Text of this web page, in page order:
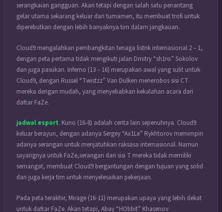
serangkaian gangguan. Akan tetapi dengan salah satu penantang
gelar utama sekarang keluar dari turnamen, itu membuat trofi untuk
diperebutkan dengan lebih banyaknya tim dalam jangkauan.
Cloud9 mengalahkan pembangkitan tenaga listrik internasional 2 – 1,
dengan peta pertama tidak mengikuti jalan Dmitry “sh1ro” Sokolov
dan juga pasukan. Inferno (13 – 16) merupakan awal yang sulit untuk
Cloud9, dengan Russel “Twistzz” Van Dulken menerobos sisi CT
mereka dengan mudah, yang menyebabkan kekalahan acara dari
daftar FaZe.
jadwal esport. Kuno (16-8) adalah cerita lain sepenuhnya. Cloud9
keluar berayun, dengan adanya Sergey “Ax1Le” Rykhtorov memimpin
adanya serangan untuk menjatuhkan raksasa internasional. Namun
sayangnya untuk FaZe,serangan dari sisi T mereka tidak memiliki
semangat, membuat Cloud9 bergantungan dengan tujuan yang solid
dan juga kerja tim untuk menyelesaikan pekerjaan.
Pada peta terakhir, Mirage (16-11) merupakan upaya yang lebih dekat
untuk daftar FaZe. Akan tetapi, Abay “HObbit” Khasenov